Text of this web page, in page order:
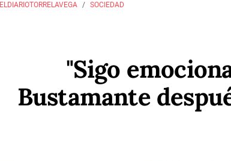
ELDIARIOTORRELAVEGA SOCIEDAD
"Sigo
Bustamante